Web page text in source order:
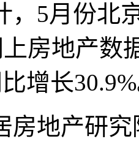
，5月份北
上房地产数
增长
地产研究